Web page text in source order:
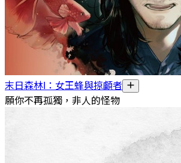
末日森林I：女王蜂與掠顱者
願你不再孤獨，非人的怪物